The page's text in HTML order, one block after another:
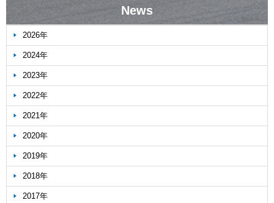
News
2026年
2024年
2023年
2022年
2021年
2020年
2019年
2018年
2017年